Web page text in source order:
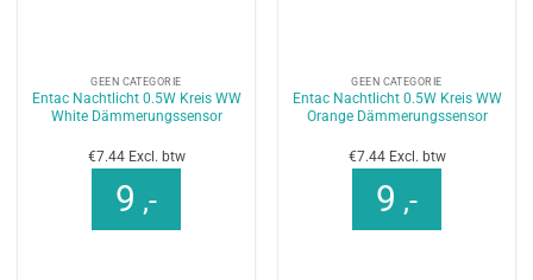
GEEN CATEGORIE
Entac Nachtlicht 0.5W Kreis WW
White Dämmerungssensor
€7.44 Excl. btw
9 ,-
GEEN CATEGORIE
Entac Nachtlicht 0.5W Kreis WW
Orange Dämmerungssensor
€7.44 Excl. btw
9 ,-